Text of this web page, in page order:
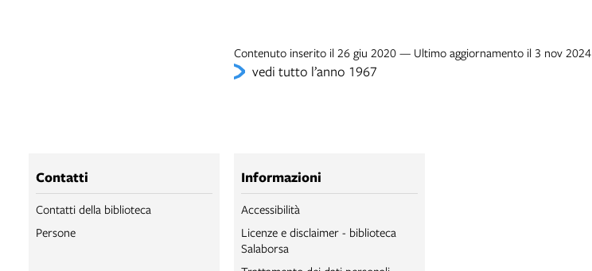
Contenuto inserito il 26 giu 2020 — Ultimo aggiornamento il 3 nov 2024
vedi tutto l’anno 1967
Contatti
Contatti della biblioteca
Persone
Informazioni
Accessibilità
Licenze e disclaimer - biblioteca
Salaborsa